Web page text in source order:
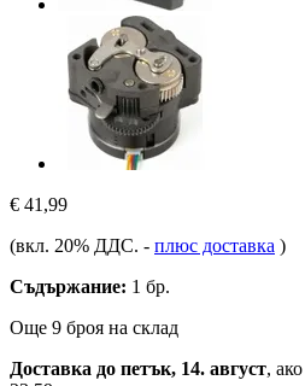
€ 41,99
(вкл. 20% ДДС. - плюс доставка )
Съдържание: 1 бр.
Още 9 броя на склад
Доставка до петък, 14. август,